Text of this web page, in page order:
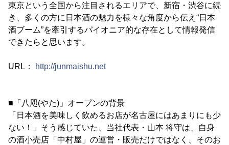
東京という全国から注目されるエリアで、新宿・渋谷に続
き、多くの方に日本酒の魅力を様々な角度から伝え“日本
酒ブーム”を牽引するパイオニア的な存在として情報発信
できたらと思います。
URL： http://junmaishu.net
■「八咫(やた)」オープンの背景
「日本酒を美味しく飲めるお店が名古屋にはあまりにも少
ない！」そう感じていた、当社代表・山本 将守は、自身
の酒小売店「中村屋」の運営・販売だけではなく、そのお